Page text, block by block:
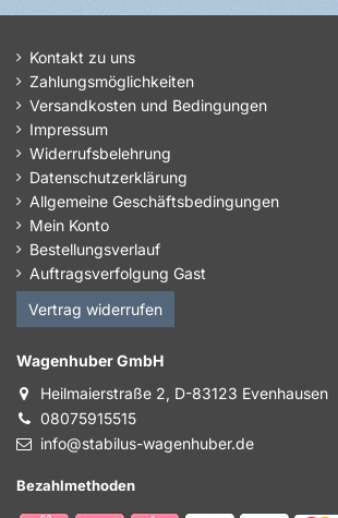
Kontakt zu uns
Zahlungsmöglichkeiten
Versandkosten und Bedingungen
Impressum
Widerrufsbelehrung
Datenschutzerklärung
Allgemeine Geschäftsbedingungen
Mein Konto
Bestellungsverlauf
Auftragsverfolgung Gast
Vertrag widerrufen
Wagenhuber GmbH
Heilmaierstraße 2, D-83123 Evenhausen
08075915515
info@stabilus-wagenhuber.de
Bezahlmethoden